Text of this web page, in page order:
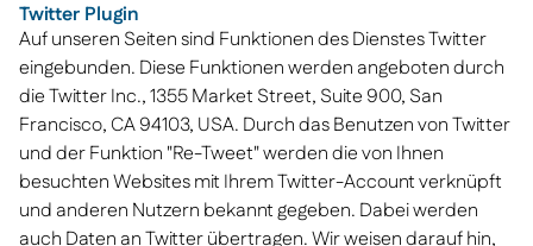
Twitter Plugin
Auf unseren Seiten sind Funktionen des Dienstes Twitter
eingebunden. Diese Funktionen werden angeboten durch
die Twitter Inc., 1355 Market Street, Suite 900, San
Francisco, CA 94103, USA. Durch das Benutzen von Twitter
und der Funktion "Re-Tweet" werden die von Ihnen
besuchten Websites mit Ihrem Twitter-Account verknüpft
und anderen Nutzern bekannt gegeben. Dabei werden
auch Daten an Twitter übertragen. Wir weisen darauf hin,